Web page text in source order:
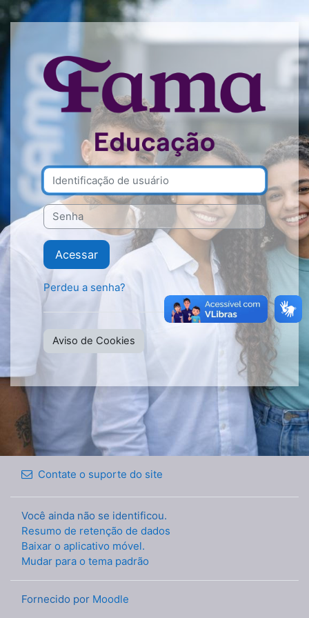
Ir para o conteúdo principal
Acesso a
Identificação de usuário
Senha
Acessar
Perdeu a senha?
Aviso de Cookies
Contate o suporte do site
Você ainda não se identificou.
Resumo de retenção de dados
Baixar o aplicativo móvel.
Mudar para o tema padrão
Fornecido por Moodle